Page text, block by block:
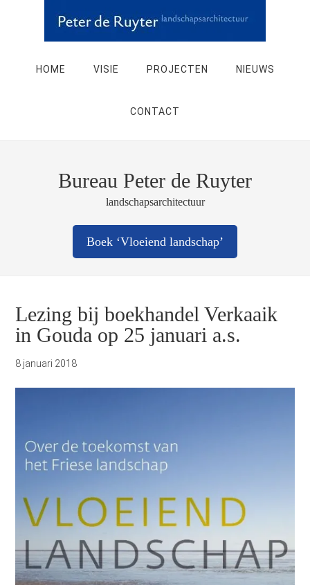
HOME VISIE PROJECTEN NIEUWS
CONTACT
Bureau Peter de Ruyter
landschapsarchitectuur
Boek ‘Vloeiend landschap’
Lezing bij boekhandel Verkaaik
in Gouda op 25 januari a.s.
8 januari 2018